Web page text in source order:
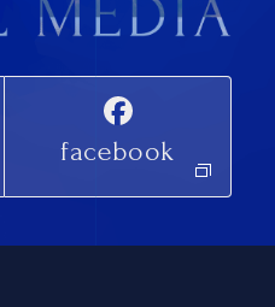
facebook